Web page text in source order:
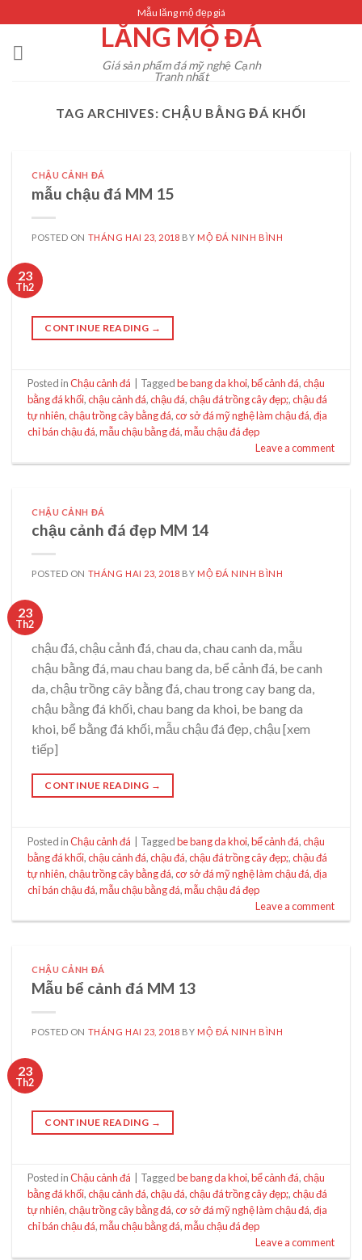
content
Mẫu lăng mộ đẹp giá
LĂNG MỘ ĐÁ
Giá sản phẩm đá mỹ nghệ Cạnh
Tranh nhất
TAG ARCHIVES: CHẬU BẰNG ĐÁ KHỐI
CHẬU CẢNH ĐÁ
mẫu chậu đá MM 15
POSTED ON THÁNG HAI 23, 2018 BY MỘ ĐÁ NINH BÌNH
23
Th2
CONTINUE READING →
Posted inChậu cảnh đá Taggedbe bang da khoi,bể cảnh đá,chậu
bằng đá khối,chậu cảnh đá,chậu đá,chậu đá trồng cây đẹp;,chậu đá
tự nhiên,chậu trồng cây bằng đá,cơ sở đá mỹ nghệ làm chậu đá,địa
chỉ bán chậu đá,mẫu chậu bằng đá,mẫu chậu đá đẹp
Leave a comment
CHẬU CẢNH ĐÁ
chậu cảnh đá đẹp MM 14
POSTED ON THÁNG HAI 23, 2018 BY MỘ ĐÁ NINH BÌNH
23
Th2
chậu đá, chậu cảnh đá, chau da, chau canh da, mẫu
chậu bằng đá, mau chau bang da, bể cảnh đá, be canh
da, chậu trồng cây bằng đá, chau trong cay bang da,
chậu bằng đá khối, chau bang da khoi, be bang da
khoi, bể bằng đá khối, mẫu chậu đá đẹp, chậu [xem
tiếp]
CONTINUE READING →
Posted inChậu cảnh đá Taggedbe bang da khoi,bể cảnh đá,chậu
bằng đá khối,chậu cảnh đá,chậu đá,chậu đá trồng cây đẹp;,chậu đá
tự nhiên,chậu trồng cây bằng đá,cơ sở đá mỹ nghệ làm chậu đá,địa
chỉ bán chậu đá,mẫu chậu bằng đá,mẫu chậu đá đẹp
Leave a comment
CHẬU CẢNH ĐÁ
Mẫu bể cảnh đá MM 13
POSTED ON THÁNG HAI 23, 2018 BY MỘ ĐÁ NINH BÌNH
23
Th2
CONTINUE READING →
Posted inChậu cảnh đá Taggedbe bang da khoi,bể cảnh đá,chậu
bằng đá khối,chậu cảnh đá,chậu đá,chậu đá trồng cây đẹp;,chậu đá
tự nhiên,chậu trồng cây bằng đá,cơ sở đá mỹ nghệ làm chậu đá,địa
chỉ bán chậu đá,mẫu chậu bằng đá,mẫu chậu đá đẹp
Leave a comment